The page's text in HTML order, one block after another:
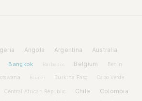
Angola Argentina Australia
Bangkok Barbados Belgium Benin
Brunei Burkina Faso Cabo Verde
Central African Republic Chile Colombia